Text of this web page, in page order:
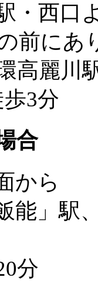
・西口
前に
高麗川
3分
合
から
能」駅
分